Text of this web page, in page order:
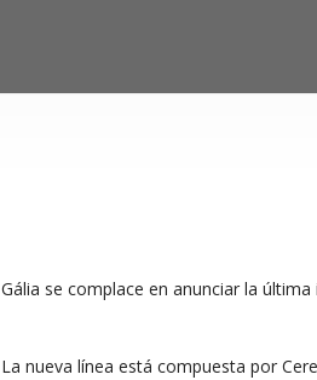
Gália se complace en anunciar la
La nueva línea está compuesta por